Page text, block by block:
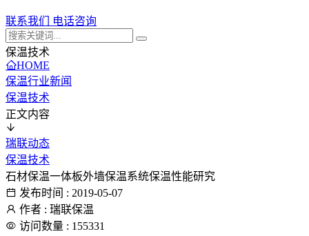
联系我们 电话咨询
保温技术
HOME
保温行业新闻
保温技术
正文内容
瑞联动态
保温技术
石材保温一体板外墙保温系统保温性能研究
发布时间 : 2019-05-07
作者 : 瑞联保温
访问数量 : 155331